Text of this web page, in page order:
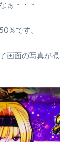
ぁ・・・
％です。
画面の写真が